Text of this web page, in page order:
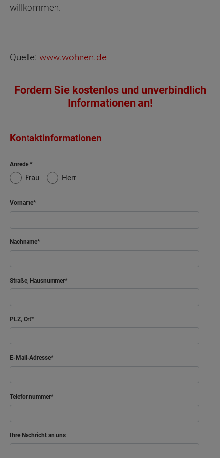
willkommen.
Quelle: www.wohnen.de
Fordern Sie kostenlos und unverbindlich
Informationen an!
Kontaktinformationen
Anrede
Frau Herr
Vorname
Nachname
Straße, Hausnummer
PLZ, Ort
E-Mail-Adresse
Telefonnummer
Ihre Nachricht an uns